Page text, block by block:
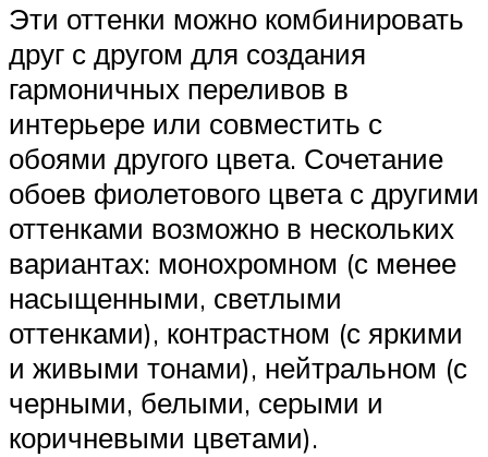
Эти оттенки можно комбинировать
друг с другом для создания
гармоничных переливов в
интерьере или совместить с
обоями другого цвета. Сочетание
обоев фиолетового цвета с другими
оттенками возможно в нескольких
вариантах: монохромном (с менее
насыщенными, светлыми
оттенками), контрастном (с яркими
и живыми тонами), нейтральном (с
черными, белыми, серыми и
коричневыми цветами).